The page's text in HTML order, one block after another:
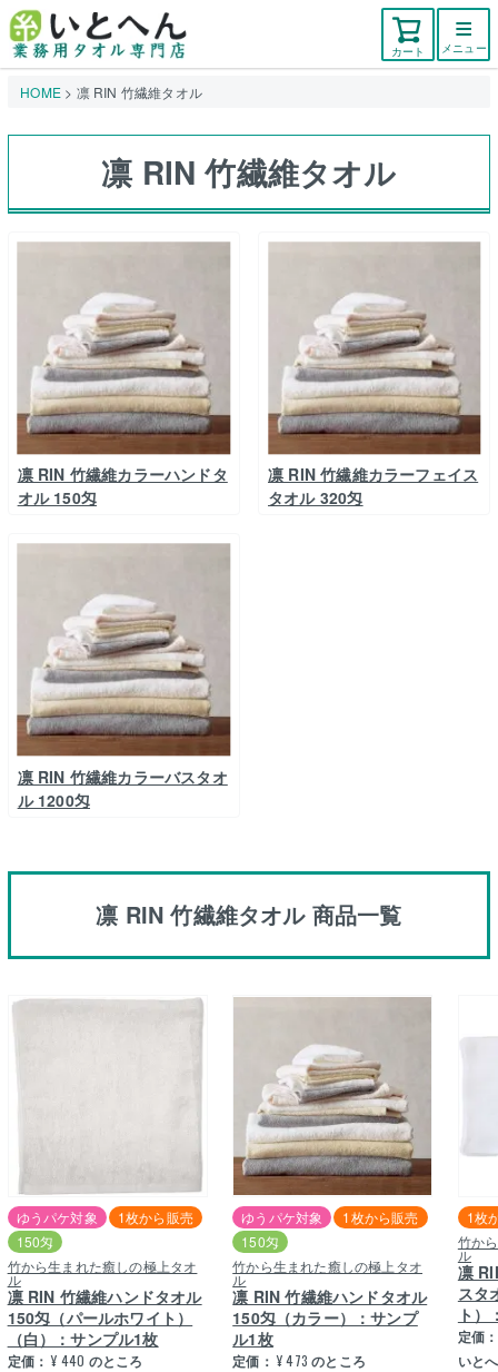
カート メニュー
HOME 凛 RIN 竹繊維タオル
凛 RIN 竹繊維タオル
凛 RIN 竹繊維カラーハンドタ
オル 150匁
凛 RIN 竹繊維カラーフェイス
タオル 320匁
凛 RIN 竹繊維カラーバスタオ
ル 1200匁
凛 RIN 竹繊維タオル 商品一覧
ゆうパケ対象
1枚から販売
150匁
竹から生まれた癒しの極上タオ
ル
凛 RIN 竹繊維ハンドタオル
150匁（パールホワイト）
（白）：サンプル1枚
定価： ¥ 440 のところ
ゆうパケ対象
1枚から販売
150匁
竹から生まれた癒しの極上タオ
ル
凛 RIN 竹繊維ハンドタオル
150匁（カラー）：サンプ
ル1枚
定価： ¥ 473 のところ
1枚
竹か
ル
凛
スタ
ト）
定価：
いと